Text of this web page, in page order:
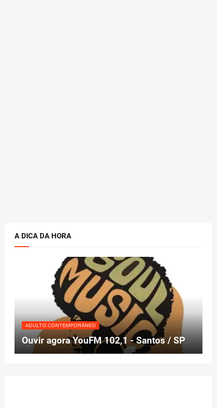
A DICA DA HORA
ADULTO CONTEMPORÂNEO
Ouvir agora YouFM 102,1 - Santos / SP